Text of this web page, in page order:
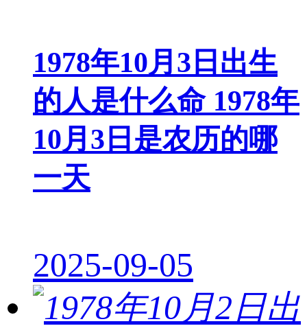
1978年10月3日出生
的人是什么命 1978年
10月3日是农历的哪
一天
2025-09-05